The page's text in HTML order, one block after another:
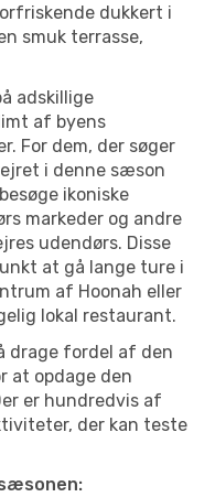
dukkert i
smuk terrasse,
adskillige
af byens
For dem, der søger
i denne sæson
ikoniske
markeder og andre
udendørs. Disse
at gå lange ture i
af Hoonah eller
lokal restaurant.
drage fordel af den
at opdage den
er hundredvis af
der kan teste